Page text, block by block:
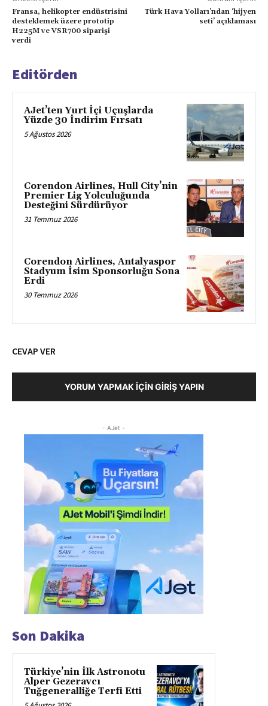
Fransa, helikopter endüstrisini
desteklemek üzere prototip
H225M ve VSR700 siparişi
verdi
Türk Hava Yolları’ndan ‘hijyen
seti’ açıklaması
Editörden
AJet’ten Yurt İçi Uçuşlarda
Yüzde 30 İndirim Fırsatı
5 Ağustos 2026
Corendon Airlines, Hull City’nin
Premier Lig Yolculuğunda
Desteğini Sürdürüyor
31 Temmuz 2026
Corendon Airlines, Antalyaspor
Stadyum İsim Sponsorluğu Sona
Erdi
30 Temmuz 2026
CEVAP VER
YORUM YAPMAK İÇIN GIRIŞ YAPIN
- AJet -
Son Dakika
Türkiye’nin İlk Astronotu
Alper Gezeravcı
Tuğgeneralliğe Terfi Etti